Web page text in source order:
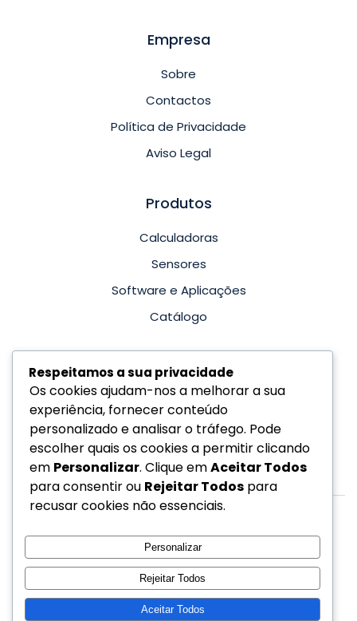
Empresa
Sobre
Contactos
Política de Privacidade
Aviso Legal
Produtos
Calculadoras
Sensores
Software e Aplicações
Catálogo
Siga-nos
Facebook
Linkedin
YouTube
©2026Casio Calculadoras
Respeitamos a sua privacidade
Os cookies ajudam-nos a melhorar a sua
experiência, fornecer conteúdo
personalizado e analisar o tráfego. Pode
escolher quais os cookies a permitir clicando
em Personalizar. Clique emAceitar Todos
para consentir ou Rejeitar Todos para
recusar cookies não essenciais.
Personalizar
Rejeitar Todos
Aceitar Todos